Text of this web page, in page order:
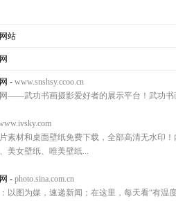
站
- www.snshsy.ccoo.cn
——武功书画摄影爱好者的展示平台！武功书
素材和桌面壁纸免费下载，全部高清无水印
美女壁纸、唯美壁纸...
- photo.sina.com.cn
以图为媒，速递新闻；在这里，每天看“有